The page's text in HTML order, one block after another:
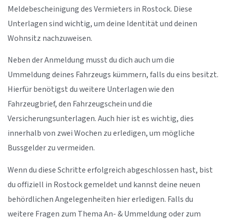
Meldebescheinigung des Vermieters in Rostock. Diese
Unterlagen sind wichtig, um deine Identität und deinen
Wohnsitz nachzuweisen.
Neben der Anmeldung musst du dich auch um die
Ummeldung deines Fahrzeugs kümmern, falls du eins besitzt.
Hierfür benötigst du weitere Unterlagen wie den
Fahrzeugbrief, den Fahrzeugschein und die
Versicherungsunterlagen. Auch hier ist es wichtig, dies
innerhalb von zwei Wochen zu erledigen, um mögliche
Bussgelder zu vermeiden.
Wenn du diese Schritte erfolgreich abgeschlossen hast, bist
du offiziell in Rostock gemeldet und kannst deine neuen
behördlichen Angelegenheiten hier erledigen. Falls du
weitere Fragen zum Thema An- & Ummeldung oder zum